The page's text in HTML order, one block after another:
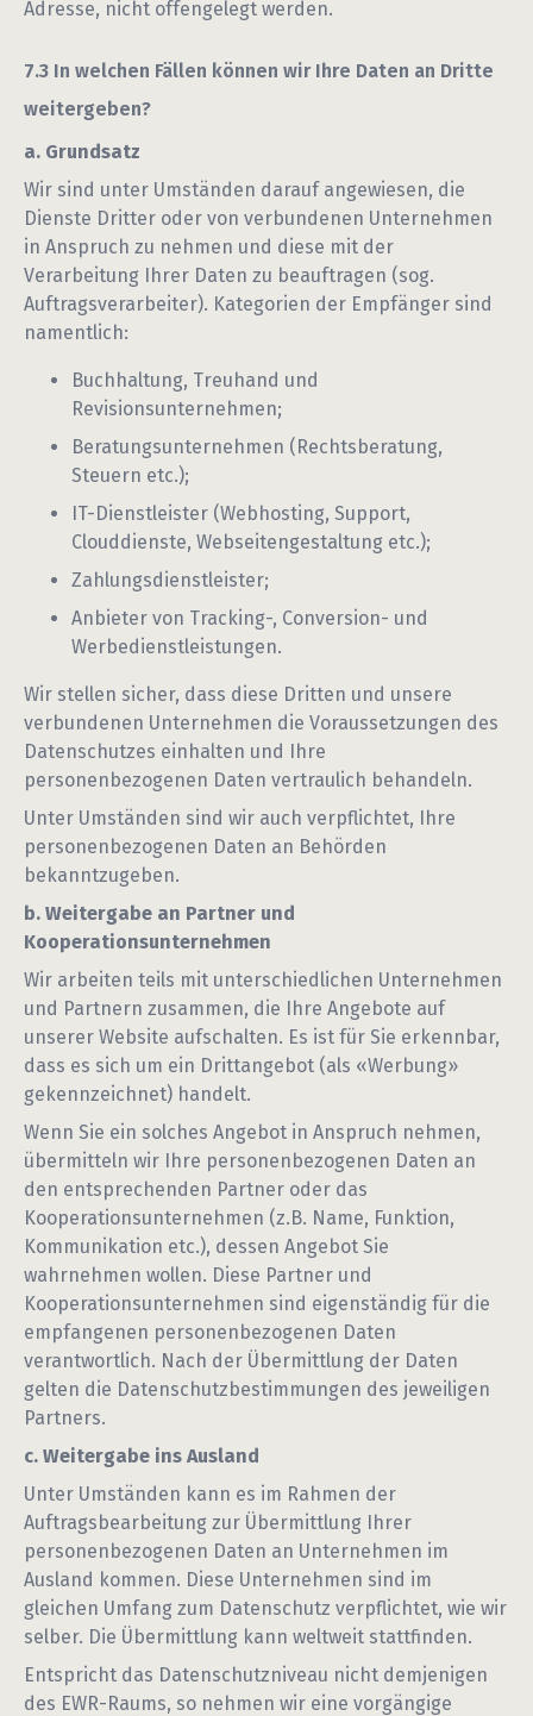
Adresse, nicht offengelegt werden.
In welchen Fällen können wir Ihre Daten an Dritte
weitergeben?
a. Grundsatz
Wir sind unter Umständen darauf angewiesen, die
Dienste Dritter oder von verbundenen Unternehmen
in Anspruch zu nehmen und diese mit der
Verarbeitung Ihrer Daten zu beauftragen (sog.
Auftragsverarbeiter). Kategorien der Empfänger sind
namentlich:
Buchhaltung, Treuhand und
Revisionsunternehmen;
Beratungsunternehmen (Rechtsberatung,
Steuern etc.);
IT-Dienstleister (Webhosting, Support,
Clouddienste, Webseitengestaltung etc.);
Zahlungsdienstleister;
Anbieter von Tracking-, Conversion- und
Werbedienstleistungen.
Wir stellen sicher, dass diese Dritten und unsere
verbundenen Unternehmen die Voraussetzungen des
Datenschutzes einhalten und Ihre
personenbezogenen Daten vertraulich behandeln.
Unter Umständen sind wir auch verpflichtet, Ihre
personenbezogenen Daten an Behörden
bekanntzugeben.
b. Weitergabe an Partner und
Kooperationsunternehmen
Wir arbeiten teils mit unterschiedlichen Unternehmen
und Partnern zusammen, die Ihre Angebote auf
unserer Website aufschalten. Es ist für Sie erkennbar,
dass es sich um ein Drittangebot (als «Werbung»
gekennzeichnet) handelt.
Wenn Sie ein solches Angebot in Anspruch nehmen,
übermitteln wir Ihre personenbezogenen Daten an
den entsprechenden Partner oder das
Kooperationsunternehmen (z.B. Name, Funktion,
Kommunikation etc.), dessen Angebot Sie
wahrnehmen wollen. Diese Partner und
Kooperationsunternehmen sind eigenständig für die
empfangenen personenbezogenen Daten
verantwortlich. Nach der Übermittlung der Daten
gelten die Datenschutzbestimmungen des jeweiligen
Partners.
c. Weitergabe ins Ausland
Unter Umständen kann es im Rahmen der
Auftragsbearbeitung zur Übermittlung Ihrer
personenbezogenen Daten an Unternehmen im
Ausland kommen. Diese Unternehmen sind im
gleichen Umfang zum Datenschutz verpflichtet, wie wir
selber. Die Übermittlung kann weltweit stattfinden.
Entspricht das Datenschutzniveau nicht demjenigen
des EWR-Raums, so nehmen wir eine vorgängige